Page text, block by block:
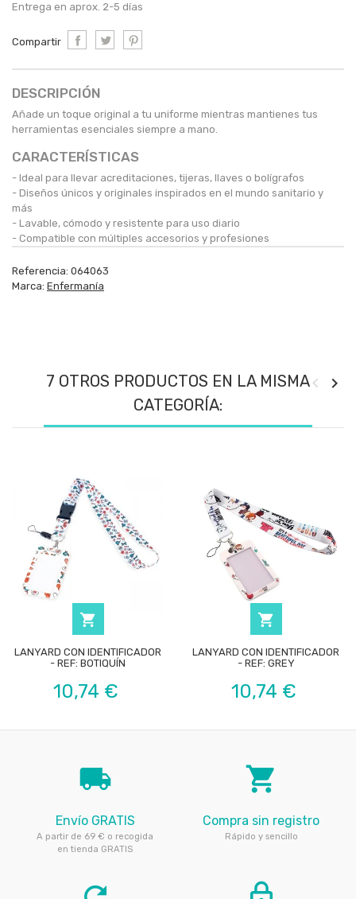
Entrega en aprox. 2-5 días
Compartir
DESCRIPCIÓN
Añade un toque original a tu uniforme mientras mantienes tus
herramientas esenciales siempre a mano.
CARACTERÍSTICAS
- Ideal para llevar acreditaciones, tijeras, llaves o bolígrafos
- Diseños únicos y originales inspirados en el mundo sanitario y
más
- Lavable, cómodo y resistente para uso diario
- Compatible con múltiples accesorios y profesiones
Referencia: 064063
Marca: Enfermanía
7 OTROS PRODUCTOS EN LA MISMA
CATEGORÍA:

LANYARD CON IDENTIFICADOR
- REF: BOTIQUÍN
Precio
10,74 €

LANYARD CON IDENTIFICADOR
- REF: GREY
Precio
10,74 €
local_shipping
Envío GRATIS
A partir de 69 € o recogida
en tienda GRATIS
local_grocery_store
Compra sin registro
Rápido y sencillo